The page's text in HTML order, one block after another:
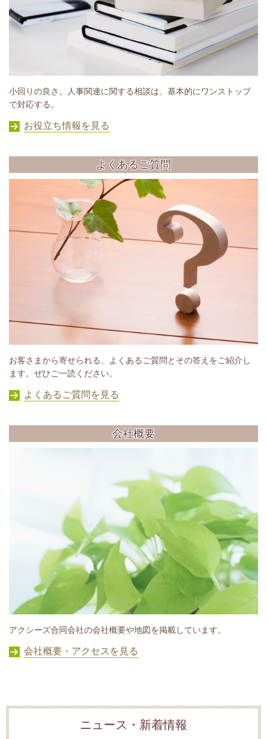
小回りの良さ。人事関連に関する相談は、基本的にワンストップ
で対応する。
お役立ち情報を見る
よくあるご質問
お客さまから寄せられる、よくあるご質問とその答えをご紹介し
ます。ぜひご一読ください。
よくあるご質問を見る
会社概要
アクシーズ合同会社の会社概要や地図を掲載しています。
会社概要・アクセスを見る
ニュース・新着情報